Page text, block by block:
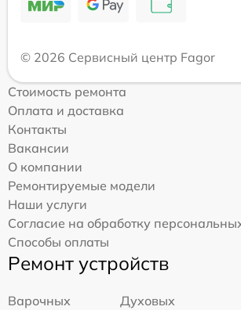
© 2026 Сервисный центр Fagor
Стоимость ремонта
Оплата и доставка
Контакты
Вакансии
О компании
Ремонтируемые модели
Наши услуги
Согласие на обработку
Способы оплаты
Ремонт устройств
Варочных
Духовых